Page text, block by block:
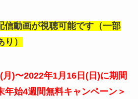
信動画が視聴可能です（一部
）
)〜2022年1月16日(日)に期間
年始4週間無料キャンペーン＞